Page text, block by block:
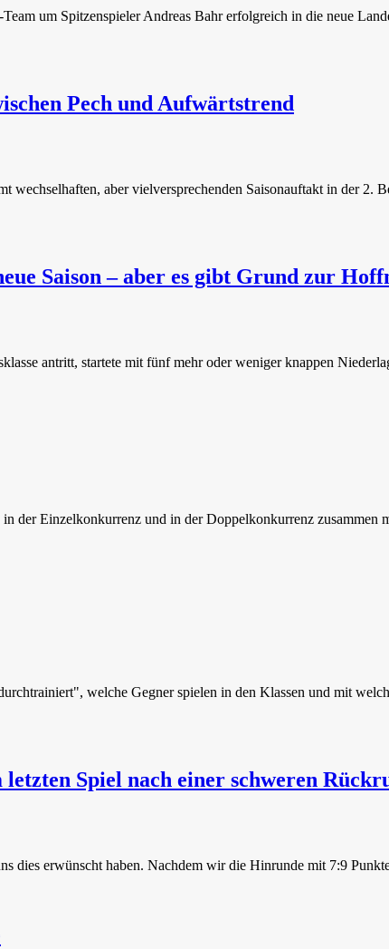
um Spitzenspieler Andreas Bahr erfolgreich in die neue
Pech und Aufwärtstrend
aber vielversprechenden Saisonauftakt in der 2.
Saison – aber es gibt Grund zur
antritt, startete mit fünf mehr oder weniger knappen
der Einzelkonkurrenz und in der Doppelkonkurrenz
welche Gegner spielen in den Klassen und mit
Spiel nach einer schweren
dies erwünscht haben. Nachdem wir die Hinrunde mit 7:9